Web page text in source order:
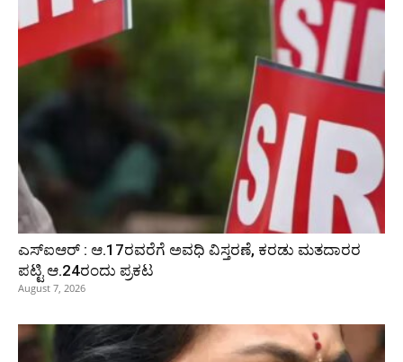
ಎಸ್‌ಐಆರ್‌ : ಆ.17ರವರೆಗೆ ಅವಧಿ ವಿಸ್ತರಣೆ, ಕರಡು ಮತದಾರರ
ಪಟ್ಟಿ ಆ.24ರಂದು ಪ್ರಕಟ
August 7, 2026